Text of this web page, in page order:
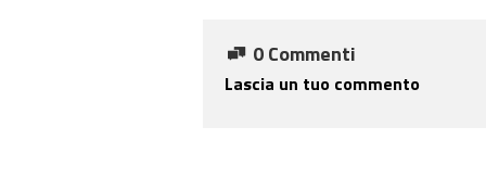
0 Commenti
Lascia un tuo commento